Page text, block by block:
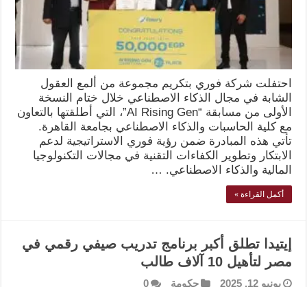
احتفلت شركة فوري بتكريم مجموعة من ألمع العقول
الشابة في مجال الذكاء الاصطناعي خلال ختام النسخة
الأولى من مسابقة “AI Rising Gen”، التي أطلقتها بالتعاون
مع كلية الحاسبات والذكاء الاصطناعي بجامعة القاهرة.
تأتي هذه المبادرة ضمن رؤية فوري الاستراتيجية لدعم
الابتكار وتطوير الكفاءات التقنية في مجالات التكنولوجيا
المالية والذكاء الاصطناعي. …
أكمل القراءة »
إيتيدا تطلق أكبر برنامج تدريب صيفي رقمي في
مصر لتأهيل 10 آلاف طالب
يونيو 12, 2025 حكومة 0